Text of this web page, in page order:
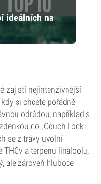
ideálních na
zajistí nejintenzivnější
si chcete pořádně
odrůdou, například s
do „Couch Lock
se z trávy uvolní
a terpenu linaloolu,
ale zároveň hluboce